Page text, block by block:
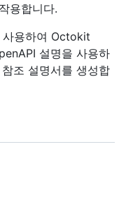
용합니다.
용하여 Octokit
설명을 사용하
조 설명서를 생성합